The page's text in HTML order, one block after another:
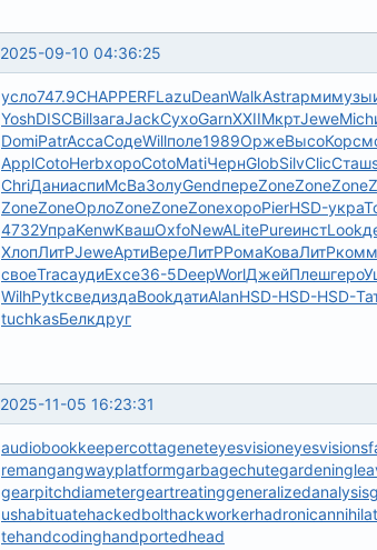
2025-09-10 04:36:25
усло747.9CHAPPERFLazuDeanWalkAstrармимузы
YoshDISCBillзагаJackСухоGarnXXIIМкртJeweMich
DomiPatrAccaСодеWillполе1989ОржеВысоКорс
ApplCotoHerbхороCotoMatiЧернGlobSilvClicСташ
ChriДаниаспиMcBaЗолуGendпереZoneZoneZone
ZoneZoneОрлоZoneZoneZoneхороPierHSD-укра
4732УпраKenwКвашOxfoNewALitePureинстLook
ХлопЛитРJeweАртиВереЛитРРомаКоваЛитРкомм
своеTracаудиExce36-5DeepWorlДжейПлешгеро
WilhPytkсведиздаBookдатиAlanHSD-HSD-HSD-
tuchkasБелкдруг
2025-11-05 16:23:31
audiobookkeepercottageneteyesvisioneyesvisions
remangangwayplatformgarbagechute
gearpitchdiametergeartreatinggeneralizedanalysis
ushabituatehackedbolthackworker
tehandcodinghandportedhead